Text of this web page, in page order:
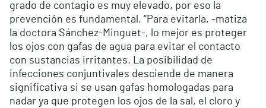
grado de contagio es muy elevado, por eso la
prevención es fundamental. “Para evitarla, -matiza
la doctora Sánchez-Minguet-, lo mejor es proteger
los ojos con gafas de agua para evitar el contacto
con sustancias irritantes. La posibilidad de
infecciones conjuntivales desciende de manera
significativa si se usan gafas homologadas para
nadar ya que protegen los ojos de la sal, el cloro y